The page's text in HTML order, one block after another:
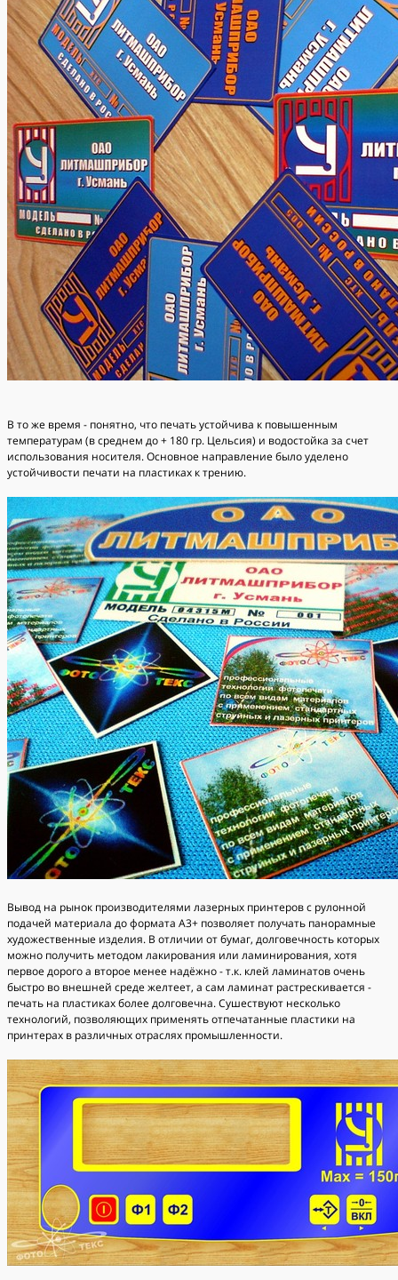
В то же время - понятно, что печать устойчива к повышенным
температурам (в среднем до + 180 гр. Цельсия) и водостойка за счет
использования носителя. Основное направление было уделено
устойчивости печати на пластиках к трению.
Вывод на рынок производителями лазерных принтеров с рулонной
подачей материала до формата А3+ позволяет получать панорамные
художественные изделия. В отличии от бумаг, долговечность которых
можно получить методом лакирования или ламинирования, хотя
первое дорого а второе менее надёжно - т.к. клей ламинатов очень
быстро во внешней среде желтеет, а сам ламинат растрескивается -
печать на пластиках более долговечна. Сушествуют несколько
технологий, позволяющих применять отпечатанные пластики на
принтерах в различных отраслях промышленности.